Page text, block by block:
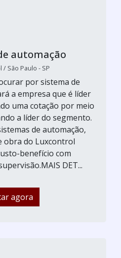
automação
/ São Paulo - SP
por sistema de
a empresa que é líder
uma cotação por meio
a líder do segmento.
de automação,
obra do Luxcontrol
benefício com
DET...
agora